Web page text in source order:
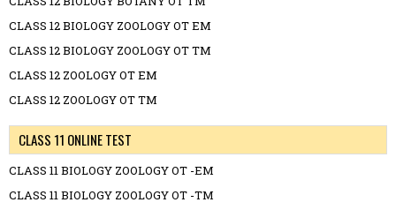
CLASS 12 BIOLOGY ZOOLOGY OT EM
CLASS 12 BIOLOGY ZOOLOGY OT TM
CLASS 12 ZOOLOGY OT EM
CLASS 12 ZOOLOGY OT TM
CLASS 11 ONLINE TEST
CLASS 11 BIOLOGY ZOOLOGY OT -EM
CLASS 11 BIOLOGY ZOOLOGY OT -TM